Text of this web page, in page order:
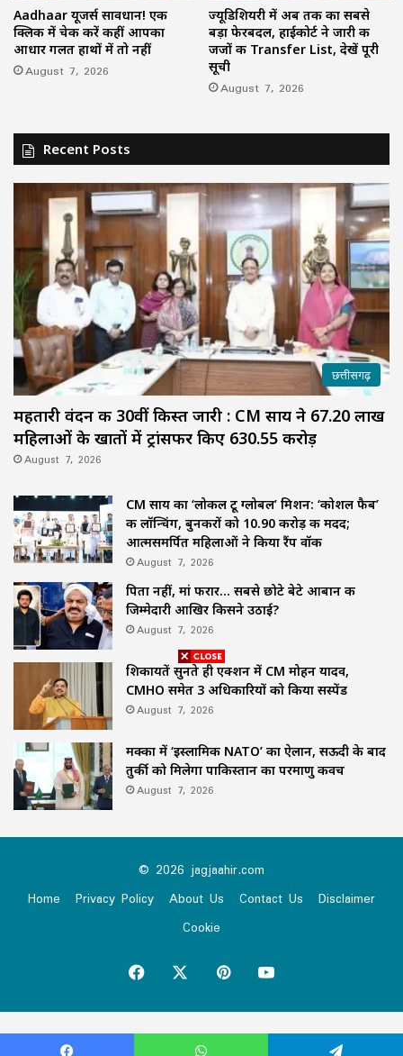
Aadhaar यूजर्स सावधान! एक
क्लिक में चेक करें कहीं आपका
आधार गलत हाथों में तो नहीं
August 7, 2026
ज्यूडिशियरी में अब तक का सबसे
बड़ा फेरबदल, हाईकोर्ट ने जारी की
जजों की Transfer List, देखें पूरी
सूची
August 7, 2026
Recent Posts
छत्तीसगढ़
महतारी वंदन की 30वीं किस्त जारी : CM साय ने 67.20 लाख
महिलाओं के खातों में ट्रांसफर किए ₹630.55 करोड़
August 7, 2026
CM साय का ‘लोकल टू ग्लोबल’ मिशन: ‘कोशल फैब’
की लॉन्चिंग, बुनकरों को 10.90 करोड़ की मदद;
आत्मसमर्पित महिलाओं ने किया रैंप वॉक
August 7, 2026
पिता नहीं, मां फरार… सबसे छोटे बेटे आबान की
जिम्मेदारी आखिर किसने उठाई?
August 7, 2026
शिकायतें सुनते ही एक्शन में CM मोहन यादव,
CMHO समेत 3 अधिकारियों को किया सस्पेंड
August 7, 2026
मक्का में ‘इस्लामिक NATO’ का ऐलान, सऊदी के बाद
तुर्की को मिलेगा पाकिस्तान का परमाणु कवच
August 7, 2026
© 2026 jagjaahir.com
Home
Privacy Policy About Us Contact Us
Disclaimer
Cookie
Facebook PinterestYouTube